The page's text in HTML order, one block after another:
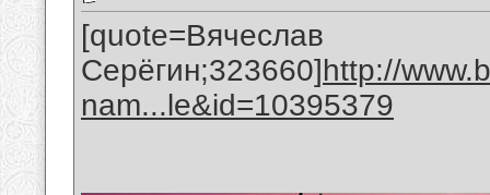
[quote=Вячеслав
Серёгин;323660]http://
nam...le&id=10395379